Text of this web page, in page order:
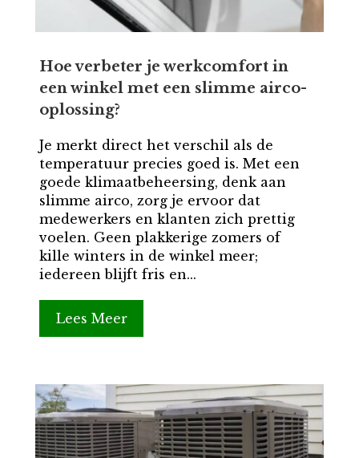
Hoe verbeter je werkcomfort in
een winkel met een slimme airco-
oplossing?
Je merkt direct het verschil als de
temperatuur precies goed is. Met een
goede klimaatbeheersing, denk aan
slimme airco, zorg je ervoor dat
medewerkers en klanten zich prettig
voelen. Geen plakkerige zomers of
kille winters in de winkel meer;
iedereen blijft fris en...
Lees Meer